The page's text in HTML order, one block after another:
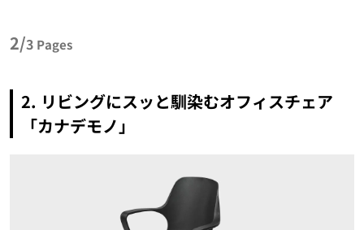
2/3 Pages
2. リビングにスッと馴染むオフィスチェア
「カナデモノ」